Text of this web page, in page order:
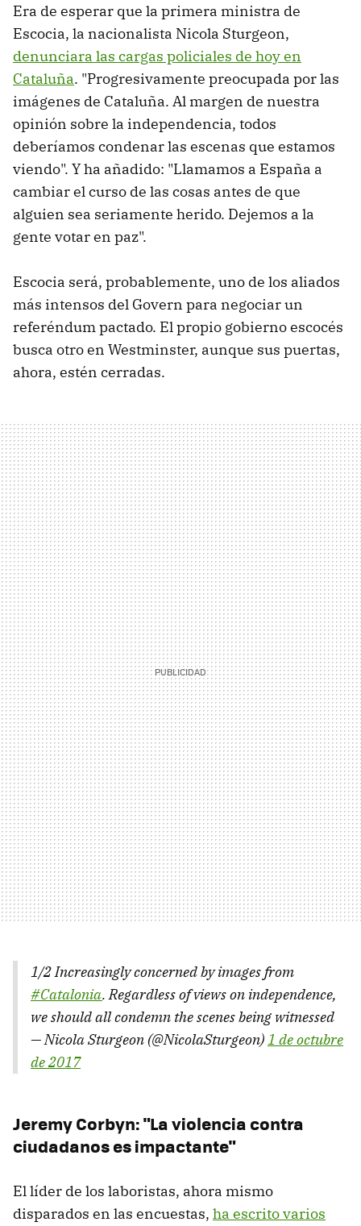
Era de esperar que la primera ministra de
Escocia, la nacionalista Nicola Sturgeon,
denunciara las cargas policiales de hoy en
Cataluña. "Progresivamente preocupada por las
imágenes de Cataluña. Al margen de nuestra
opinión sobre la independencia, todos
deberíamos condenar las escenas que estamos
viendo". Y ha añadido: "Llamamos a España a
cambiar el curso de las cosas antes de que
alguien sea seriamente herido. Dejemos a la
gente votar en paz".
Escocia será, probablemente, uno de los aliados
más intensos del Govern para negociar un
referéndum pactado. El propio gobierno escocés
busca otro en Westminster, aunque sus puertas,
ahora, estén cerradas.
1/2 Increasingly concerned by images from
#Catalonia. Regardless of views on independence,
we should all condemn the scenes being witnessed
— Nicola Sturgeon (@NicolaSturgeon)1 de octubre
de 2017
Jeremy Corbyn: "La violencia contra
ciudadanos es impactante"
El líder de los laboristas, ahora mismo
disparados en las encuestas, ha escrito varios